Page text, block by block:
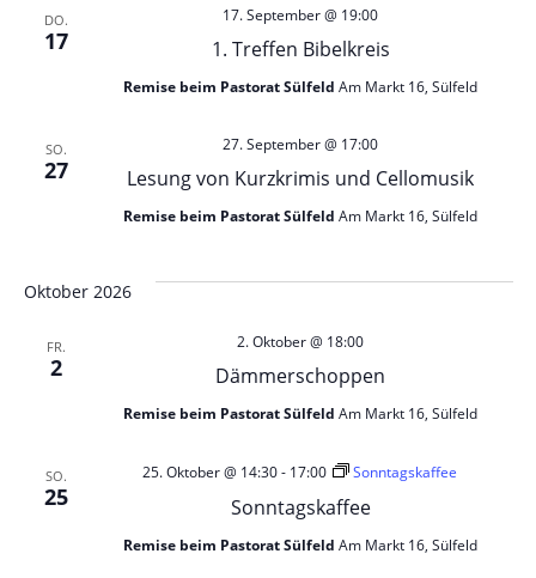
DO.
17 1. Treffen Bibelkreis
17. September @ 19:00
Remise beim Pastorat Sülfeld Am Markt 16, Sülfeld
SO.
27 Lesung von Kurzkrimis und Cellomusik
27. September @ 17:00
Remise beim Pastorat Sülfeld Am Markt 16, Sülfeld
Oktober 2026
FR.
2 Dämmerschoppen
2. Oktober @ 18:00
Remise beim Pastorat Sülfeld Am Markt 16, Sülfeld
SO.
25 Sonntagskaffee
25. Oktober @ 14:30- 17:00 Sonntagskaffee
Remise beim Pastorat Sülfeld Am Markt 16, Sülfeld